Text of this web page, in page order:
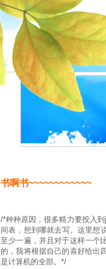
书啊书~~~~~~~~~~~~
/*种种原因，很多精力要投入
间表，想到哪就去写。这里想
至少一遍，并且对于这样一个
的，我将根据自己的喜好给出
是计算机的全部。*/